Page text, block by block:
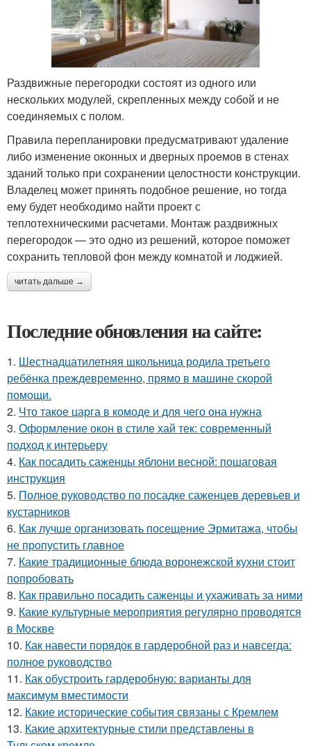
Раздвижные перегородки состоят из одного или
нескольких модулей, скрепленных между собой и не
соединяемых с полом.
Правила перепланировки предусматривают удаление
либо изменение оконных и дверных проемов в стенах
зданий только при сохранении целостности конструкции.
Владелец может принять подобное решение, но тогда
ему будет необходимо найти проект с
теплотехническими расчетами. Монтаж раздвижных
перегородок — это одно из решений, которое поможет
сохранить тепловой фон между комнатой и лоджией.
читать дальше →
Последние обновления на сайте:
1. Шестнадцатилетняя школьница родила третьего
ребёнка преждевременно, прямо в машине скорой
помощи.
2. Что такое царга в комоде и для чего она нужна
3. Оформление окон в стиле хай тек: современный
подход к интерьеру
4. Как посадить саженцы яблони весной: пошаговая
инструкция
5. Полное руководство по посадке саженцев деревьев и
кустарников
6. Как лучше организовать посещение Эрмитажа, чтобы
не пропустить главное
7. Какие традиционные блюда воронежской кухни стоит
попробовать
8. Как правильно посадить саженцы и ухаживать за ними
9. Какие культурные мероприятия регулярно проводятся
в Москве
10. Как навести порядок в гардеробной раз и навсегда:
полное руководство
11. Как обустроить гардеробную: варианты для
максимум вместимости
12. Какие исторические события связаны с Кремлем
13. Какие архитектурные стили представлены в